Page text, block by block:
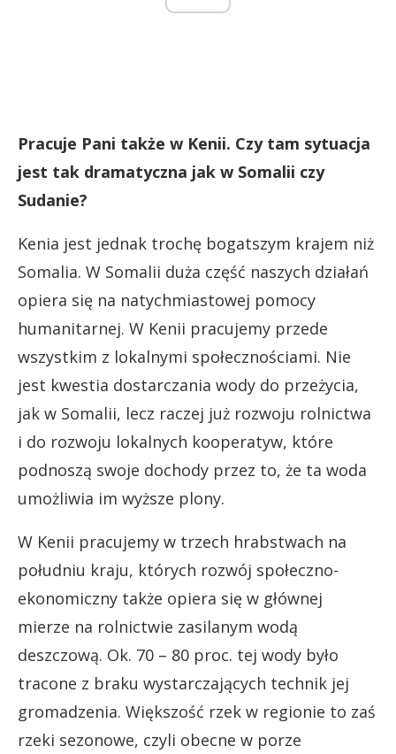
Pracuje Pani także w Kenii. Czy tam sytuacja
jest tak dramatyczna jak w Somalii czy
Sudanie?
Kenia jest jednak trochę bogatszym krajem niż
Somalia. W Somalii duża część naszych działań
opiera się na natychmiastowej pomocy
humanitarnej. W Kenii pracujemy przede
wszystkim z lokalnymi społecznościami. Nie
jest kwestia dostarczania wody do przeżycia,
jak w Somalii, lecz raczej już rozwoju rolnictwa
i do rozwoju lokalnych kooperatyw, które
podnoszą swoje dochody przez to, że ta woda
umożliwia im wyższe plony.
W Kenii pracujemy w trzech hrabstwach na
południu kraju, których rozwój społeczno-
ekonomiczny także opiera się w głównej
mierze na rolnictwie zasilanym wodą
deszczową. Ok. 70 – 80 proc. tej wody było
tracone z braku wystarczających technik jej
gromadzenia. Większość rzek w regionie to zaś
rzeki sezonowe, czyli obecne w porze